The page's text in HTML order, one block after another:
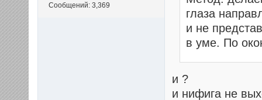
Сообщений: 3,369
глаза
и не
в уме. По
и ?
и нифига не